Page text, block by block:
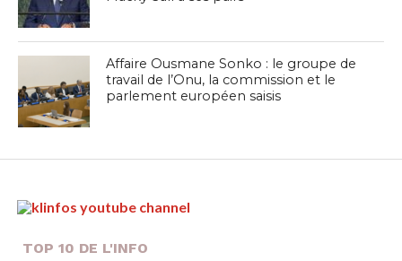
Affaire Ousmane Sonko : le groupe de
travail de l’Onu, la commission et le
parlement européen saisis
TOP 10 DE L'INFO